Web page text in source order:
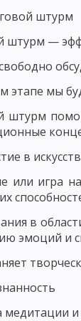
ПРОЦЕССА
МАСТЕРСТВО И
ОПЫТ,
Н.
штурм
штурм —
этапе мы
штурм
в
или игра
в
эмоций и
медитации